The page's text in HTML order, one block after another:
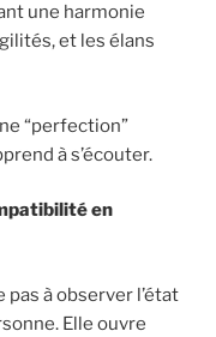
une harmonie
et les élans
“perfection”
à s’écouter.
en
à observer l’état
Elle ouvre